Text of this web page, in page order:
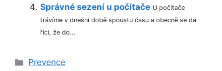
Správné sezení u počítače U počítače
trávíme v dnešní době spoustu času a obecně se dá
říci, že do...
Rubriky
Prevence